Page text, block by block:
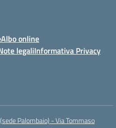
Albo online
legaliInformativa Privacy
Palombaio) - Via Tommaso